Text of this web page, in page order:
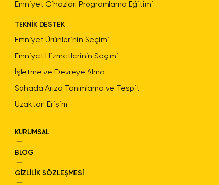
Emniyet Cihazları Programlama Eğitimi
TEKNİK DESTEK
Emniyet Ürünlerinin Seçimi
Emniyet Hizmetlerinin Seçimi
İşletme ve Devreye Alma
Sahada Arıza Tanımlama ve Tespit
Uzaktan Erişim
KURUMSAL
BLOG
GİZLİLİK SÖZLEŞMESİ